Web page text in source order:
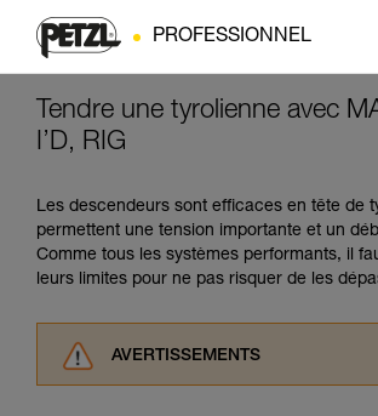
PROFESSIONNEL
Tendre une tyrolienne avec
I’D, RIG
Les descendeurs sont efficaces en tête de
permettent une tension importante et un
Comme tous les systèmes performants, il
leurs limites pour ne pas risquer de les
AVERTISSEMENTS